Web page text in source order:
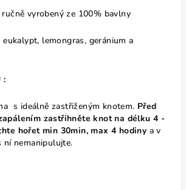
ručně vyrobený ze 100% bavlny
lemongras, geránium a
:
s ideálně zastřiženým knotem. Před
zastřihněte knot na délku 4 -
hořet min 30min, max 4 hodiny a v
ní nemanipulujte.